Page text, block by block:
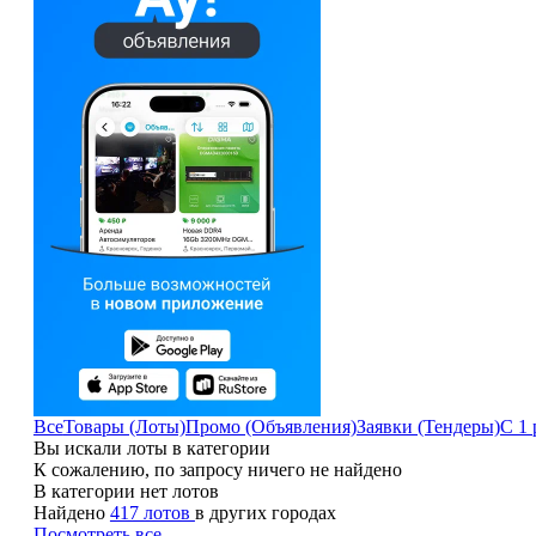
ВсеТовары (Лоты)Промо (Объявления)Заявки (Тендеры)С 1
Вы искали лоты в категории
К сожалению, по запросу ничего не найдено
В категории нет лотов
Найдено 417 лотов в других городах